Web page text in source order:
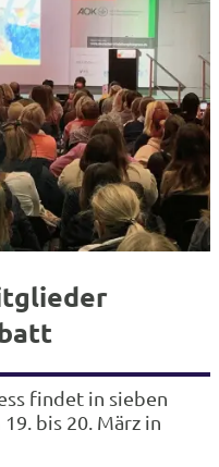
findet in sieben
bis 20. März in